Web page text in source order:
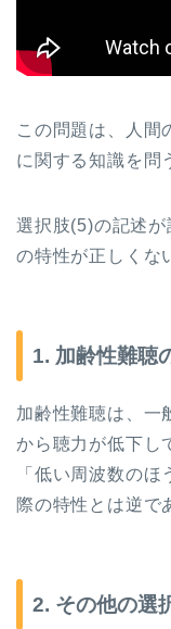
この問題は、人間
に関する知識を問
選択肢(5)の記述
の特性が正しくな
1. 加齢性難聴
加齢性難聴は、一
から聴力が低下し
「低い周波数の
際の特性とは逆で
2. その他の選